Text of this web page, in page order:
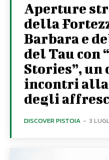
Aperture
della
Barbara e
del Tau con
Stories”, un
incontri alla
degli
DISCOVER PISTOIA - 3